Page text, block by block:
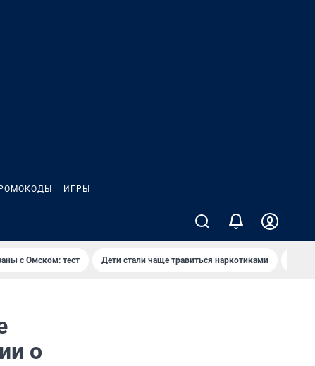
ИГРЫ
с Омском: тест Дети стали чаще травиться наркотиками
о